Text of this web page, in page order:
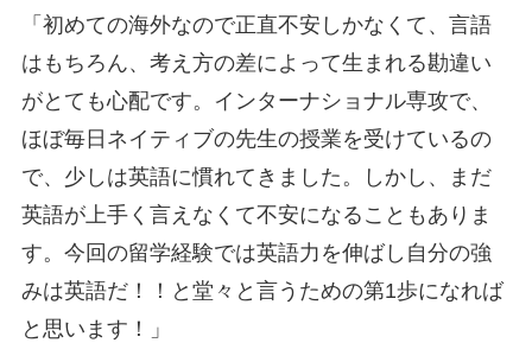
「初めての海外なので正直不安しかなくて、言語
はもちろん、考え方の差によって生まれる勘違い
がとても心配です。インターナショナル専攻で、
ほぼ毎日ネイティブの先生の授業を受けているの
で、少しは英語に慣れてきました。しかし、まだ
英語が上手く言えなくて不安になることもありま
す。今回の留学経験では英語力を伸ばし自分の強
みは英語だ！！と堂々と言うための第1歩になれば
と思います！」